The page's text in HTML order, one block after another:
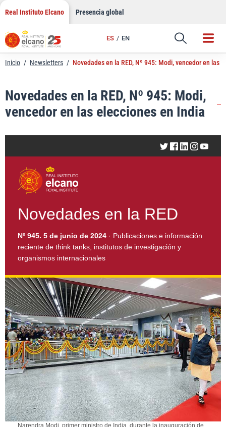
Saltar
contenido
Real Instituto Elcano Presencia global
ES EN
Enlace
Inicio / Newsletters / Novedades en la RED, Nº 945: Modi, vencedor en las
Novedades en la RED, Nº 945: Modi,
vencedor en las elecciones en India